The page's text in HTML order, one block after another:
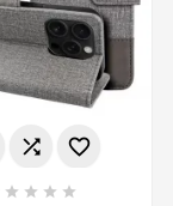
 
   